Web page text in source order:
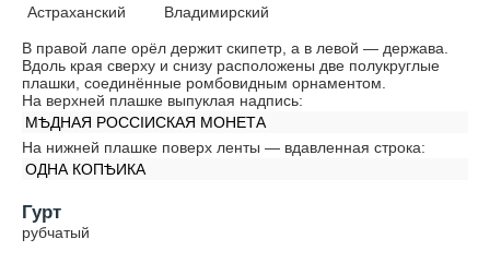
Астраханский
Владимирский
В правой лапе орёл держит скипетр, а в левой — держава.
Вдоль края сверху и снизу расположены две полукруглые
плашки, соединённые ромбовидным орнаментом.
На верхней плашке выпуклая надпись:
МѢДНАЯ РОССIИСКАЯ МОНЕТА
На нижней плашке поверх ленты — вдавленная строка:
ОДНА КОПѢИКА
Гурт
рубчатый